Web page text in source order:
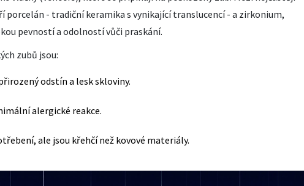
porcelán - tradiční keramika s vynikající translucencí - a zirkonium,
pevností a odolností vůči praskání.
zubů jsou:
odstín a lesk skloviny.
alergické reakce.
ale jsou křehčí než kovové materiály.